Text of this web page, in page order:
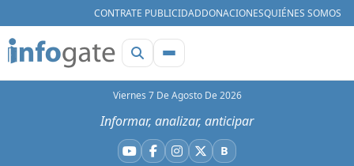
CONTRATE PUBLICIDADDONACIONESQUIÉNES SOMOS
Viernes 7 De Agosto De 2026
Informar, analizar, anticipar
YouTube
Facebook
Instagram
X BBluesky